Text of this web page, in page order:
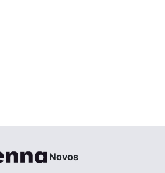
Novos